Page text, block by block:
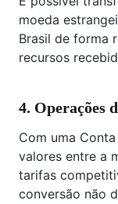
moeda
Brasil de forma
recursos
4. Operações
Com uma
valores entre a
tarifas
conversão não